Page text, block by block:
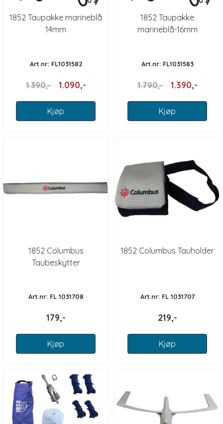
1852 Taupakke marineblå
14mm
Art.nr: FL1031582
1.390,- 1.090,-
Kjøp
1852 Taupakke
marineblå-16mm
Art.nr: FL1031583
1.790,- 1.390,-
Kjøp
1852 Columbus
Taubeskytter
Art.nr: FL 1031708
179,-
Kjøp
1852 Columbus Tauholder
Art.nr: FL 1031707
219,-
Kjøp